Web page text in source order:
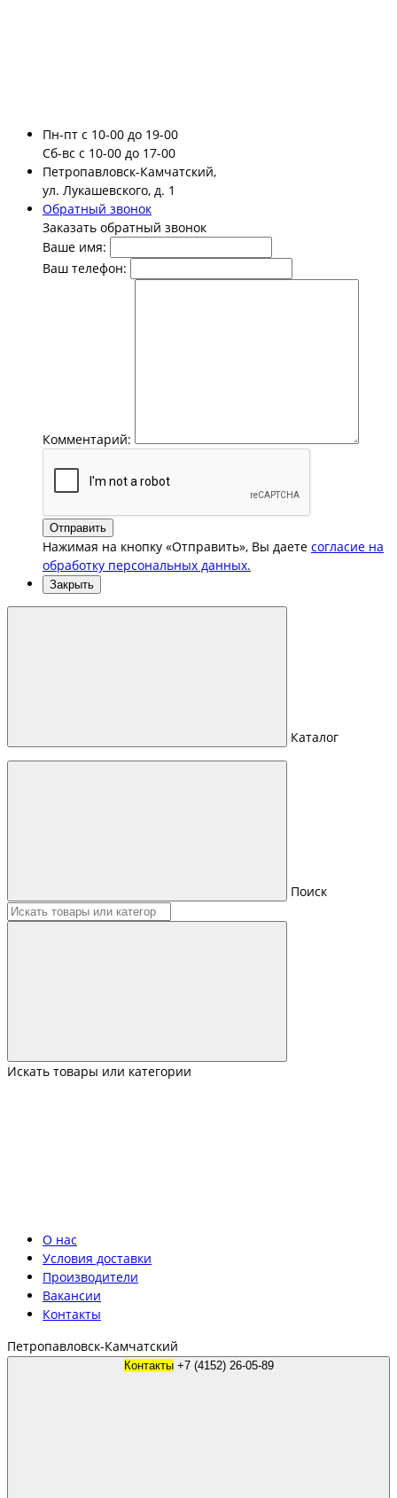
Пн-пт с 10-00 до 19-00
Сб-вс с 10-00 до 17-00
Петропавловск-Камчатский,
ул. Лукашевского, д. 1
Обратный звонок
Заказать обратный звонок
Ваше имя:
Ваш телефон:
Комментарий:
Отправить
Нажимая на кнопку «Отправить», Вы даете согласие на
обработку персональных данных.
Закрыть
Каталог
Поиск
Искать товары или категории
О нас
Условия доставки
Производители
Вакансии
Контакты
Петропавловск-Камчатский
Контакты +7 (4152) 26-05-89